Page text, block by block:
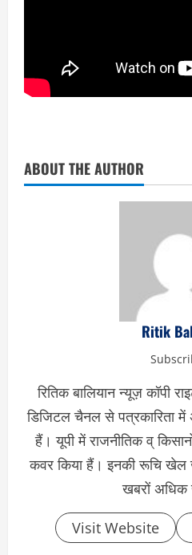
ABOUT THE AUTHOR
Ritik
रितिक बालियान न्यूज़ कॉपी
डिजिटल चैनल से पत्रकारिता
हैं। यूपी में राजनीतिक व्
कवर किया हैं। इनकी रूचि खेल
खबरों अधिक
Visit Website